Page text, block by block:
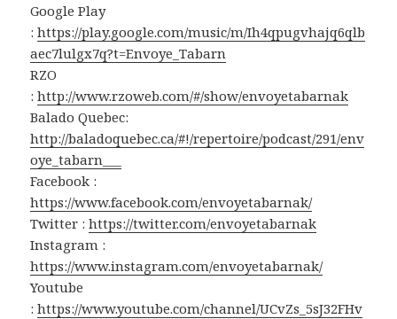
Google Play
:https://play.google.com/music/m/Ih4qpugvhajq6qlb
aec7lulgx7q?t=Envoye_Tabarn
RZO
:http://www.rzoweb.com/#/show/envoyetabarnak
Balado Quebec:
http://baladoquebec.ca/#!/repertoire/podcast/291/env
oye_tabarn___
Facebook :
https://www.facebook.com/envoyetabarnak/
Twitter :https://twitter.com/envoyetabarnak
Instagram :
https://www.instagram.com/envoyetabarnak/
Youtube
:https://www.youtube.com/channel/UCvZs_5sJ32FHv